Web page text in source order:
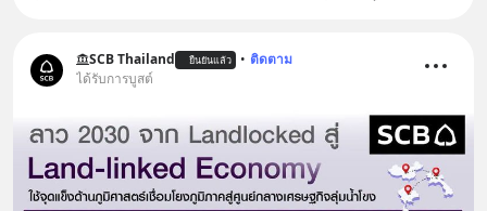
SCB Thailand ยืนยันแล้ว • ติดตาม
ได้รับการบูสต์